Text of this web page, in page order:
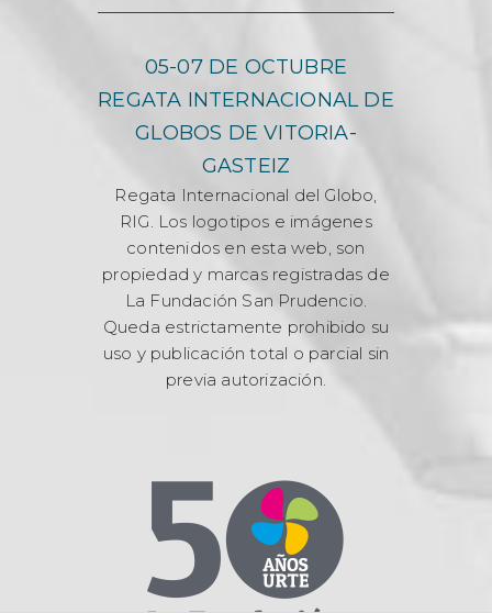
05-07 DE OCTUBRE
REGATA INTERNACIONAL DE
GLOBOS DE VITORIA-
GASTEIZ
Regata Internacional del Globo,
RIG. Los logotipos e imágenes
contenidos en esta web, son
propiedad y marcas registradas de
La Fundación San Prudencio.
Queda estrictamente prohibido su
uso y publicación total o parcial sin
previa autorización.